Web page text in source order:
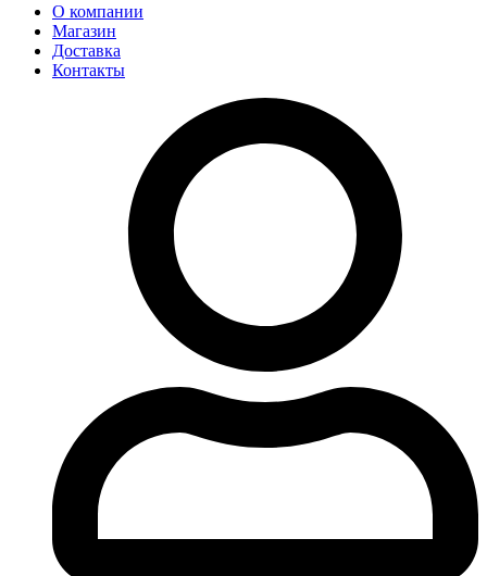
О компании
Магазин
Доставка
Контакты